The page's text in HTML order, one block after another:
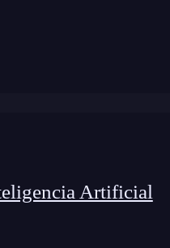
Artificial
práctico,